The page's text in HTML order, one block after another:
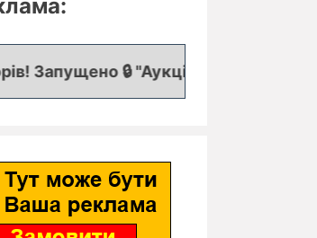
🔒 "Аукціон кредитних заявок", де